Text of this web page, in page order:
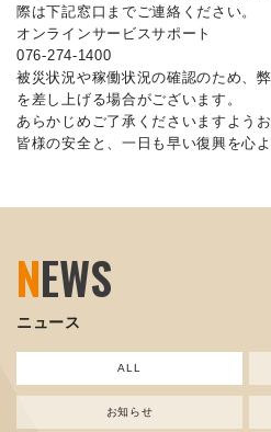
際は下記窓口までご連絡ください。
オンラインサービスサポート
076-274-1400
被災状況や稼働状況の確認のため、
を差し上げる場合がございます。
あらかじめご了承くださいますよう
皆様の安全と、一日も早い復興を心
NEWS
ニュース
ALL
お知らせ